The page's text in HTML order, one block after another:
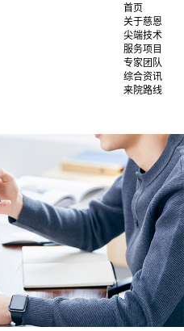
首页
关于慈恩
尖端技术
服务项目
专家团队
综合资讯
来院路线